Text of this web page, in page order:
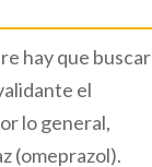
hay que buscar
el
lo general,
(omeprazol).